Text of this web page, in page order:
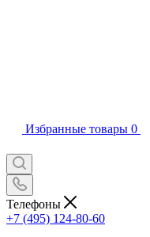
Избранные товары 0
Телефоны
+7 (495) 124-80-60